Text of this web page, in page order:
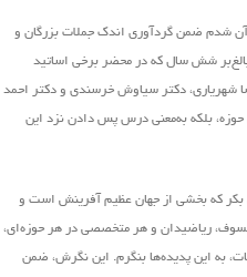
شدم ضمن گردآوری اندک جملات بزرگان و
بالغ‌بر شش سال که در محضر برخی اساتید
شهریاری، دکتر سیاوش خرسندی و دکتر احمد
بلکه به‌معنی درس پس دادن نزد این
بکر که بخشی از جهان عظیم آفرینش است و
ریاضیدان و هر متخصصی در هر حوزه‌ای،
به این پدیده‌ها بنگرم. این نگرش، ضمن